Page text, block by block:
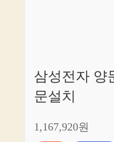
삼성전자 양
문설치
1,167,920원